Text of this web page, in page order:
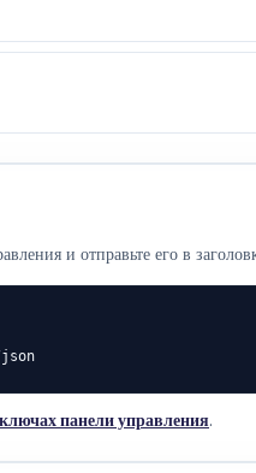
и отправьте его в
панели управления.